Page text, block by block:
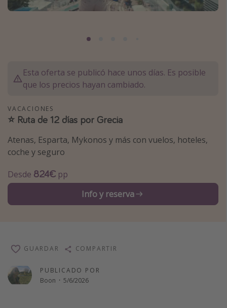
Marruecos
Maldivas
Inspiración para viajes
Camping
Glamping
Viajes en tren
Viajar sola como mujer
Ofertas para Vacaciones Activas
Viajes para singles
Escapadas románticas
Esta oferta se publicó hace unos días. Es posible
que los precios hayan cambiado.
VACACIONES
⭐️ Ruta de 12 días por Grecia
Atenas, Esparta, Mykonos y más con vuelos, hoteles,
coche y seguro
Desde 824€ pp
Info y reserva
PUBLICADO POR
Boon · 5/6/2026
GUARDAR COMPARTIR